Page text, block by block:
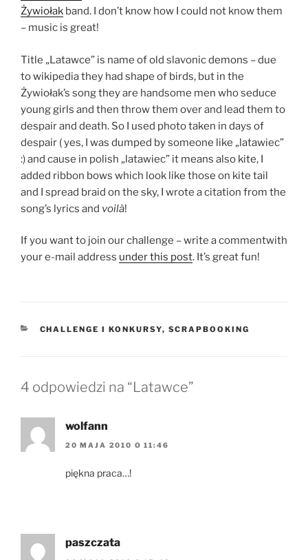
Żywiołak band. I don’t know how I could not know them
– music is great!
Title „Latawce” is name of old slavonic demons – due
to wikipedia they had shape of birds, but in the
Żywiołak’s song they are handsome men who seduce
young girls and then throw them over and lead them to
despair and death. So I used photo taken in days of
despair ( yes, I was dumped by someone like „latawiec”
:) and cause in polish „latawiec” it means also kite, I
added ribbon bows which look like those on kite tail
and I spread braid on the sky, I wrote a citation from the
song’s lyrics and voilà!
If you want to join our challenge – write a commentwith
your e-mail address under this post. It’s great fun!
KATEGORIE
CHALLENGE I KONKURSY, SCRAPBOOKING
4 odpowiedzi na “Latawce”
wolfann
20 MAJA 2010 O 11:46
piękna praca…!
paszczata